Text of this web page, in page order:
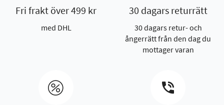
Fri frakt över 499 kr
med DHL
30 dagars returrätt
30 dagars retur- och
ångerrätt från den dag du
mottager varan